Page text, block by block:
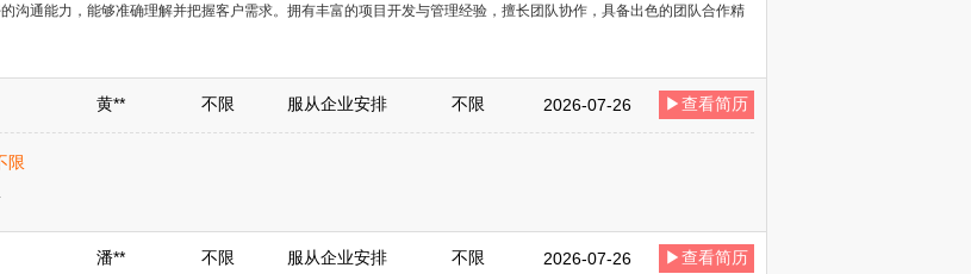
沟通能力，能够准确理解并把握客户需求。拥有丰富的项目开发与管理经验，擅长团队协作，具备出色的团队合作精
黄** 不限 服从企业安排 不限 2026-07-26 ▶查看简历
限
潘** 不限 服从企业安排 不限 2026-07-26 ▶查看简历